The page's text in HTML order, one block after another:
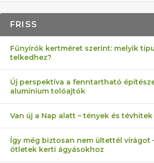
FRISS
Fűnyírók kertméret szerint: melyik
telkedhez?
Új perspektíva a fenntartható
alumínium tolóajtók
Van új a Nap alatt – tények és
Így még biztosan nem ültettél virágot
ötletek kerti ágyásokhoz